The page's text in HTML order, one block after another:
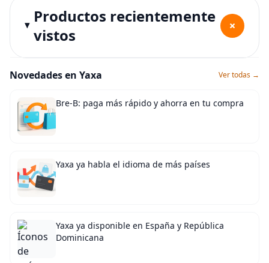
Productos recientemente
vistos
+
Novedades en Yaxa Ver todas →
Bre-B: paga más rápido y ahorra en tu compra
Yaxa ya habla el idioma de más países
Yaxa ya disponible en España y República
Dominicana